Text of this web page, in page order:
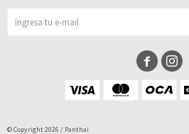
 
© Copyright 2026 / Panthai